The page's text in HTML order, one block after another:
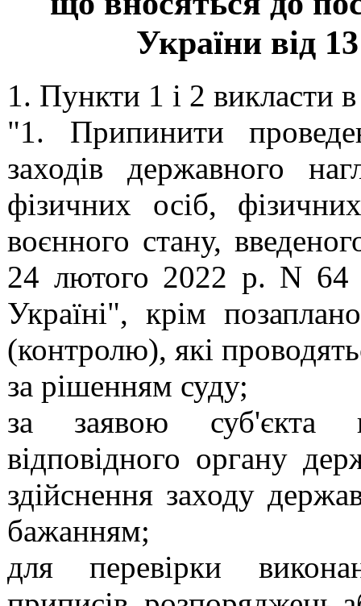
України від
1. Пункти 1 і 2 викласти в
"1. Припинити
заходів державного
фізичних осіб,
воєнного стану,
24 лютого 2022 р. N 64
Україні", крім
(контролю), які
за рішенням суду;
за заявою суб'єкта
відповідного органу
здійснення заходу
бажанням;
для перевірки